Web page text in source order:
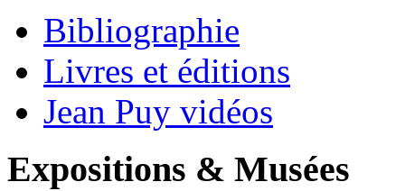
Bibliographie
Livres et éditions
Jean Puy vidéos
Expositions & Musées